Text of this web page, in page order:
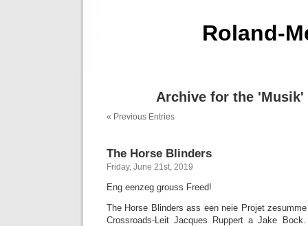
Roland-
Archive for the 'Musik'
« Previous Entries
The Horse Blinders
Friday, June 21st, 2019
Eng eenzeg grouss Freed!
The Horse Blinders ass een neie Projet
Crossroads-Leit Jacques Ruppert a Jake